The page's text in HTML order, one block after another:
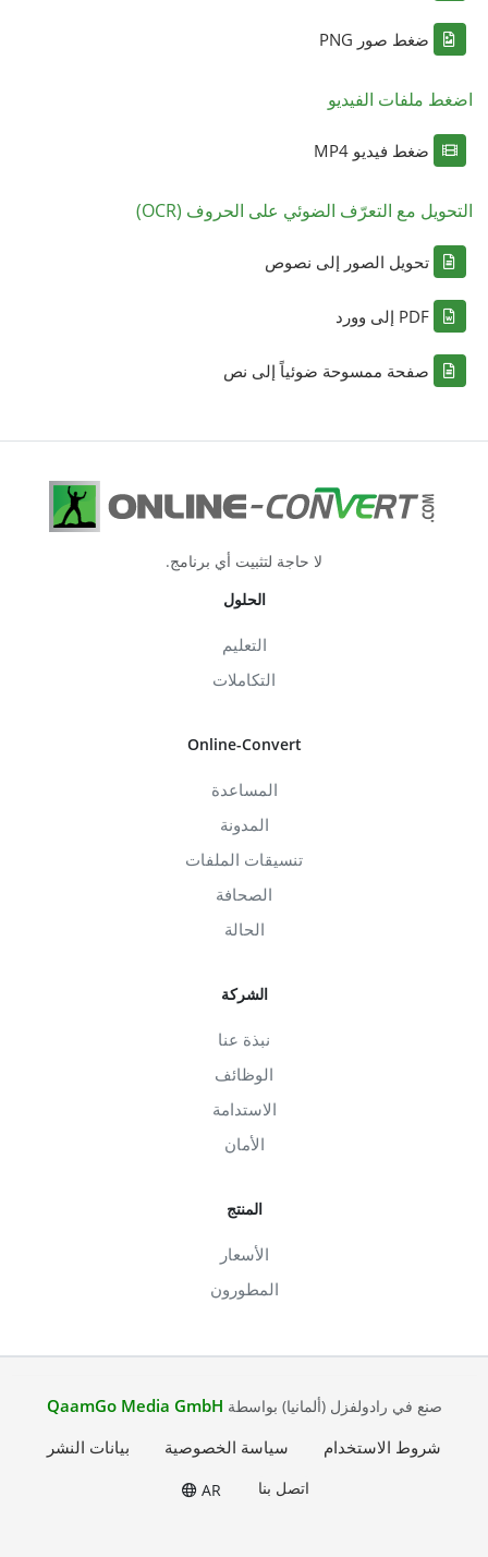
ضغط صور PNG
اضغط ملفات الفيديو
ضغط فيديو MP4
التحويل مع التعرّف الضوئي على الحروف (OCR)
تحويل الصور إلى نصوص
PDF إلى وورد
صفحة ممسوحة ضوئياً إلى نص
لا حاجة لتثبيت أي برنامج.
الحلول
التعليم
التكاملات
Online-Convert
المساعدة
المدونة
تنسيقات الملفات
الصحافة
الحالة
الشركة
نبذة عنا
الوظائف
الاستدامة
الأمان
المنتج
الأسعار
المطورون
صنع في رادولفزل (ألمانيا) بواسطة QaamGo Media GmbH
شروط الاستخدام
سياسة الخصوصية بيانات النشر
اتصل بنا AR